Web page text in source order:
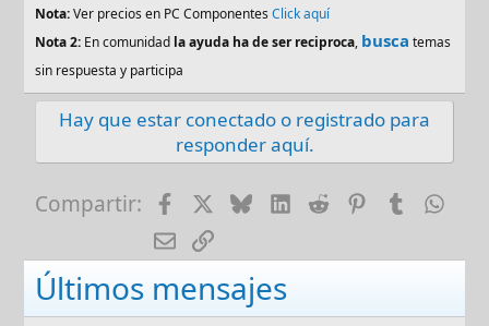
Nota:Ver precios en PC ComponentesClick aquí
Nota 2: En comunidad la ayuda ha de ser reciproca, busca temas
sin respuesta y participa
Hay que estar conectado o registrado para
responder aquí.
Compartir: FacebookBlueskyLinkedIn
RedditPinterest
Tumblr
E-mailEnlace
Últimos mensajes